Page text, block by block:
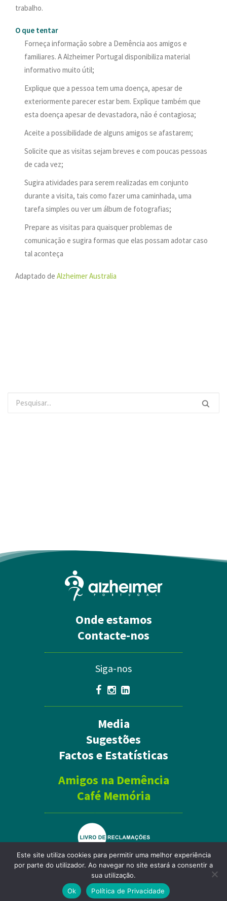
trabalho.
O que tentar
Forneça informação sobre a Demência aos amigos e
familiares. A Alzheimer Portugal disponibiliza material
informativo muito útil;
Explique que a pessoa tem uma doença, apesar de
exteriormente parecer estar bem. Explique também que
esta doença apesar de devastadora, não é contagiosa;
Aceite a possibilidade de alguns amigos se afastarem;
Solicite que as visitas sejam breves e com poucas pessoas
de cada vez;
Sugira atividades para serem realizadas em conjunto
durante a visita, tais como fazer uma caminhada, uma
tarefa simples ou ver um álbum de fotografias;
Prepare as visitas para quaisquer problemas de
comunicação e sugira formas que elas possam adotar caso
tal aconteça
Adaptado de Alzheimer Australia
Onde estamos
Contacte-nos
Siga-nos
Media
Sugestões
Factos e Estatísticas
Amigos na Demência
Café Memória
Política de Privacidade
Mapa do site
Este site utiliza cookies para permitir uma melhor experiência
por parte do utilizador. Ao navegar no site estará a consentir a
sua utilização.
Ok
Política de Privacidade